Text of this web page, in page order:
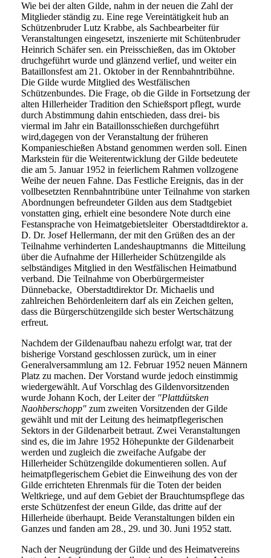
Wie bei der alten Gilde, nahm in der neuen die Zahl der
Mitglieder ständig zu. Eine rege Vereintätigkeit hub an
Schützenbruder Lutz Krabbe, als Sachbearbeiter für
Veranstaltungen eingesetzt, inszenierte mit Schütenbruder
Heinrich Schäfer sen. ein Preisschießen, das im Oktober
druchgeführt wurde und glänzend verlief, und weiter ein
Bataillonsfest am 21. Oktober in der Rennbahntribühne.
Die Gilde wurde Mitglied des Westfälischen
Schützenbundes. Die Frage, ob die Gilde in Fortsetzung der
alten Hillerheider Tradition den Schießsport pflegt, wurde
durch Abstimmung dahin entschieden, dass drei- bis
viermal im Jahr ein Bataillonsschießen durchgeführt
wird,dagegen von der Veranstaltung der früheren
Kompanieschießen Abstand genommen werden soll. Einen
Markstein für die Weiterentwicklung der Gilde bedeutete
die am 5. Januar 1952 in feierlichem Rahmen vollzogene
Weihe der neuen Fahne. Das Festliche Ereignis, das in der
vollbesetzten Rennbahntribüne unter Teilnahme von starken
Abordnungen befreundeter Gilden aus dem Stadtgebiet
vonstatten ging, erhielt eine besondere Note durch eine
Festansprache von Heimatgebietsleiter Oberstadtdirektor a.
D. Dr. Josef Hellermann, der mit den Grüßen des an der
Teilnahme verhinderten Landeshauptmanns die Mitteilung
über die Aufnahme der Hillerheider Schützengilde als
selbständiges Mitglied in den Westfälischen Heimatbund
verband. Die Teilnahme von Oberbürgermeister
Dünnebacke, Oberstadtdirektor Dr. Michaelis und
zahlreichen Behördenleitern darf als ein Zeichen gelten,
dass die Bürgerschützengilde sich bester Wertschätzung
erfreut.
Nachdem der Gildenaufbau nahezu erfolgt war, trat der
bisherige Vorstand geschlossen zurück, um in einer
Generalversammlung am 12. Februar 1952 neuen Männern
Platz zu machen. Der Vorstand wurde jedoch einstimmig
wiedergewählt. Auf Vorschlag des Gildenvorsitzenden
wurde Johann Koch, der Leiter der "Plattdütsken
Naohberschopp" zum zweiten Vorsitzenden der Gilde
gewählt und mit der Leitung des heimatpflegerischen
Sektors in der Gildenarbeit betraut. Zwei Veranstaltungen
sind es, die im Jahre 1952 Höhepunkte der Gildenarbeit
werden und zugleich die zweifache Aufgabe der
Hillerheider Schützengilde dokumentieren sollen. Auf
heimatpflegerischem Gebiet die Einweihung des von der
Gilde errichteten Ehrenmals für die Toten der beiden
Weltkriege, und auf dem Gebiet der Brauchtumspflege das
erste Schützenfest der eneun Gilde, das dritte auf der
Hillerheide überhaupt. Beide Veranstaltungen bilden ein
Ganzes und fanden am 28., 29. und 30. Juni 1952 statt.
Nach der Neugründung der Gilde und des Heimatvereins